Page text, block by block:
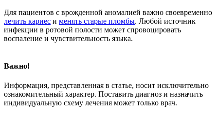
Для пациентов с врожденной аномалией важно своевременно
лечить кариес и менять старые пломбы. Любой источник
инфекции в ротовой полости может спровоцировать
воспаление и чувствительность языка.
Важно!
Информация, представленная в статье, носит исключительно
ознакомительный характер. Поставить диагноз и назначить
индивидуальную схему лечения может только врач.